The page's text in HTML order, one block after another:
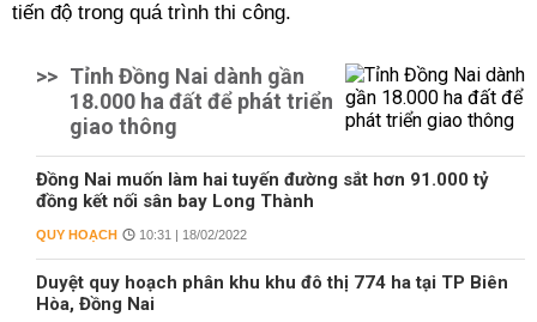
tiến độ trong quá trình thi công.
>> Tỉnh Đồng Nai dành gần
18.000 ha đất để phát triển
giao thông
Đồng Nai muốn làm hai tuyến đường sắt hơn 91.000 tỷ
đồng kết nối sân bay Long Thành
QUY HOẠCH 10:31 | 18/02/2022
Duyệt quy hoạch phân khu khu đô thị 774 ha tại TP Biên
Hòa, Đồng Nai